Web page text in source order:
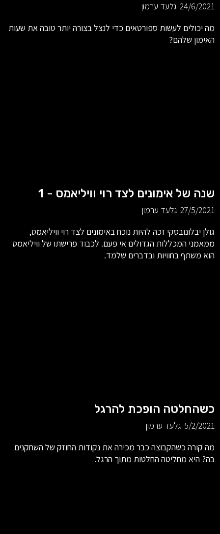
24/6/2021 גלעד ערמון
מה יכולים לעשות ספורטאים כדי לנצל בצורה יותר טובה את שעות
האימון שלהם?
שנה של אימונים לצד רוי וויליאמס - 1
27/5/2021 גלעד ערמון
גולן יבלונובסקי זכה להיות נוכח באימונים לצד רוי וויליאמס,
ממאמני המכללות הגדולים אי פעם. לכבוד פרישתו של וויליאמס
הוא משתף בחוויות ובדברים שלמד.
כשהחלטה הופכת להרגל
5/2/2021 גלעד ערמון
מה קורה כשהקבוצה כבר מכירה את נקודות החוזק של השחקנים
בה? היא מחליטה החלטות מתוך הרגל.